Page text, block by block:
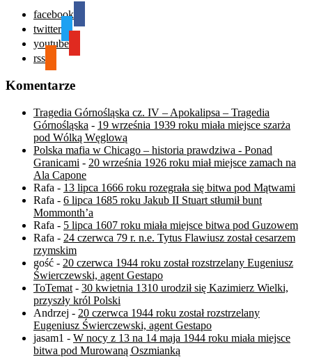
facebook
twitter
youtube
rss
Komentarze
Tragedia Górnośląska cz. IV – Apokalipsa – Tragedia
Górnośląska - 19 września 1939 roku miała miejsce szarża
pod Wólką Węglową
Polska mafia w Chicago – historia prawdziwa - Ponad
Granicami - 20 września 1926 roku miał miejsce zamach na
Ala Capone
Rafa - 13 lipca 1666 roku rozegrała się bitwa pod Mątwami
Rafa - 6 lipca 1685 roku Jakub II Stuart stłumił bunt
Mommonth’a
Rafa - 5 lipca 1607 roku miała miejsce bitwa pod Guzowem
Rafa - 24 czerwca 79 r. n.e. Tytus Flawiusz został cesarzem
rzymskim
gość - 20 czerwca 1944 roku został rozstrzelany Eugeniusz
Świerczewski, agent Gestapo
ToTemat - 30 kwietnia 1310 urodził się Kazimierz Wielki,
przyszły król Polski
Andrzej - 20 czerwca 1944 roku został rozstrzelany
Eugeniusz Świerczewski, agent Gestapo
jasam1 - W nocy z 13 na 14 maja 1944 roku miała miejsce
bitwa pod Murowaną Oszmianką